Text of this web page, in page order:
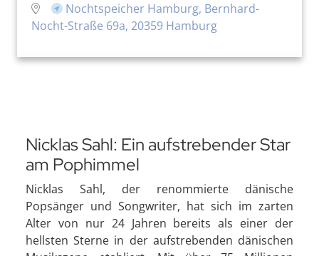
Nochtspeicher Hamburg, Bernhard-
Nocht-Straße 69a, 20359 Hamburg
Nicklas Sahl: Ein aufstrebender Star
am Pophimmel
Nicklas Sahl, der renommierte dänische
Popsänger und Songwriter, hat sich im zarten
Alter von nur 24 Jahren bereits als einer der
hellsten Sterne in der aufstrebenden dänischen